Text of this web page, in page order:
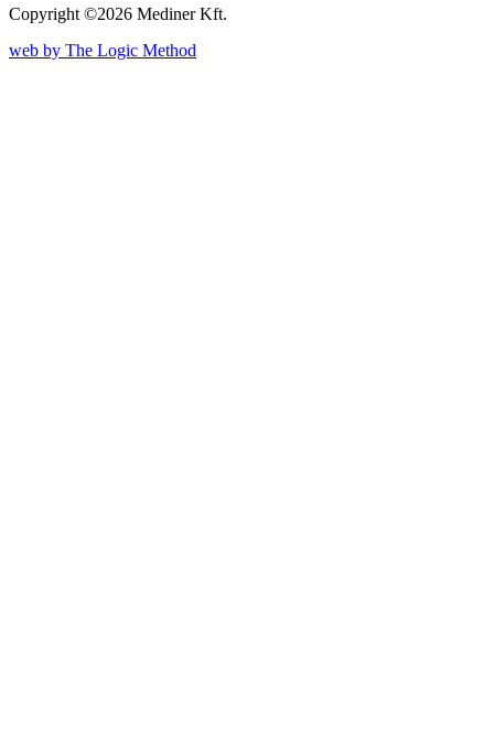
Copyright ©2026 Mediner Kft.
web by The Logic Method